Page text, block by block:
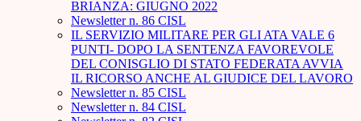
BRIANZA: GIUGNO 2022
Newsletter n. 86 CISL
IL SERVIZIO MILITARE PER GLI ATA VALE 6
PUNTI- DOPO LA SENTENZA FAVOREVOLE
DEL CONISGLIO DI STATO FEDERATA AVVIA
IL RICORSO ANCHE AL GIUDICE DEL LAVORO
Newsletter n. 85 CISL
Newsletter n. 84 CISL